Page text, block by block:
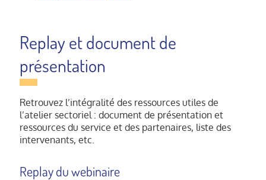
Replay et document de
présentation
Retrouvez l’intégralité des ressources utiles de
l’atelier sectoriel : document de présentation et
ressources du service et des partenaires, liste des
intervenants, etc.
Replay du webinaire